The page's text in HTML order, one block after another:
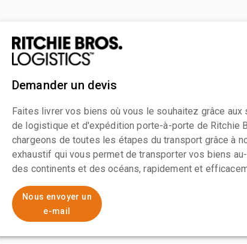
Demander un devis
Faites livrer vos biens où vous le souhaitez grâce
de logistique et d'expédition porte-à-porte de Ritchie
chargeons de toutes les étapes du transport grâce à
exhaustif qui vous permet de transporter vos biens
des continents et des océans, rapidement et
Nous envoyer un
e-mail